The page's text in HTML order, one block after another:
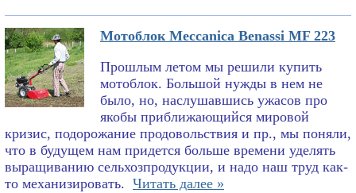
Мотоблок Meccanica Benassi MF 223
Прошлым летом мы решили купить
мотоблок. Большой нужды в нем не
было, но, наслушавшись ужасов про
якобы приближающийся мировой
кризис, подорожание продовольствия и пр., мы поняли,
что в будущем нам придется больше времени уделять
выращиванию сельхозпродукции, и надо наш труд как-
то механизировать. Читать далее »